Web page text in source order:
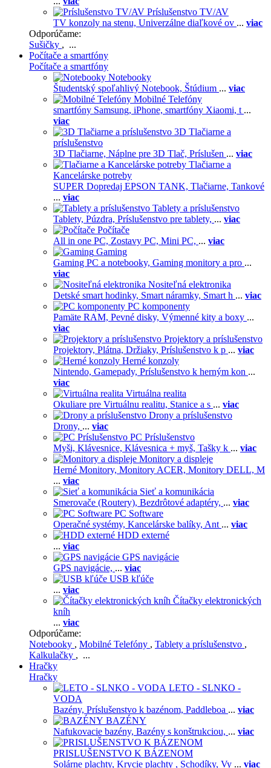
Príslušenstvo TV/AV
TV konzoly na stenu, Univerzálne diaľkové ov ... viac
Odporúčame:
Sušičky , ...
Počítače a smartfóny
Počítače a smartfóny
Notebooky
Študentský spoľahlivý Notebook, Štúdium ... viac
Mobilné Telefóny
smartfóny Samsung, iPhone, smartfóny Xiaomi, t ...
viac
3D Tlačiarne a
príslušenstvo
3D Tlačiarne, Náplne pre 3D Tlač, Príslušen ... viac
Tlačiarne a
Kancelárske potreby
SUPER Dopredaj EPSON TANK, Tlačiarne, Tankové
... viac
Tablety a príslušenstvo
Tablety, Púzdra, Príslušenstvo pre tablety, ... viac
Počítače
All in one PC, Zostavy PC, Mini PC, ... viac
Gaming
Gaming PC a notebooky, Gaming monitory a pro ...
viac
Nositeľná elektronika
Detské smart hodinky, Smart náramky, Smart h ... viac
PC komponenty
Pamäte RAM, Pevné disky, Výmenné kity a boxy ...
viac
Projektory a príslušenstvo
Projektory, Plátna, Držiaky, Príslušenstvo k p ... viac
Herné konzoly
Nintendo, Gamepady, Príslušenstvo k herným kon ...
viac
Virtuálna realita
Okuliare pre Virtuálnu realitu, Stanice a s ... viac
Drony a príslušenstvo
Drony, ... viac
PC Príslušenstvo
Myši, Klávesnice, Klávesnica + myš, Tašky k ... viac
Monitory a displeje
Herné Monitory, Monitory ACER, Monitory DELL, M
... viac
Sieť a komunikácia
Smerovače (Routery), Bezdrôtové adaptéry, ... viac
PC Software
Operačné systémy, Kancelárske balíky, Ant ... viac
HDD externé
... viac
GPS navigácie
GPS navigácie, ... viac
USB kľúče
... viac
Čítačky elektronických
kníh
... viac
Odporúčame:
Notebooky , Mobilné Telefóny , Tablety a príslušenstvo ,
Kalkulačky , ...
Hračky
Hračky
LETO - SLNKO -
VODA
Bazény, Príslušenstvo k bazénom, Paddleboa ... viac
BAZÉNY
Nafukovacie bazény, Bazény s konštrukciou, ... viac
PRISLUŠENSTVO K BÁZENOM
Solárne plachty, Krycie plachty , Schodíky, Vy ... viac